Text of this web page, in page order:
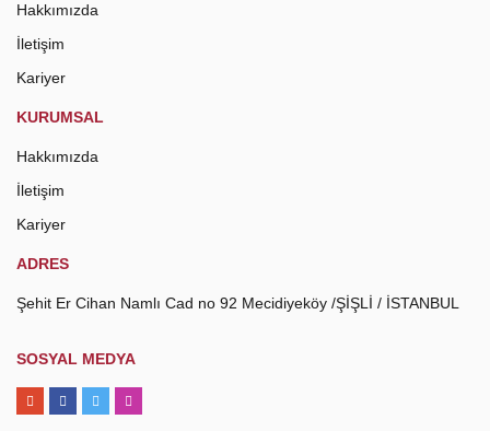
Hakkımızda
İletişim
Kariyer
KURUMSAL
Hakkımızda
İletişim
Kariyer
ADRES
Şehit Er Cihan Namlı Cad no 92 Mecidiyeköy /ŞİŞLİ / İSTANBUL
SOSYAL MEDYA